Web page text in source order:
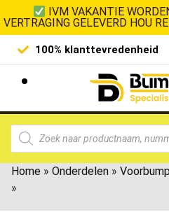
IVM VAKANTIE
VERTRAGING GELEVERD HOU
Laagste
Home » Onderdelen »
»